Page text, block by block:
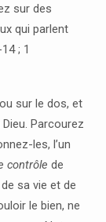
sur des
qui parlent
; 1
sur le dos, et
Parcourez
les, l’un
contrôle de
sa vie et de
le bien, ne